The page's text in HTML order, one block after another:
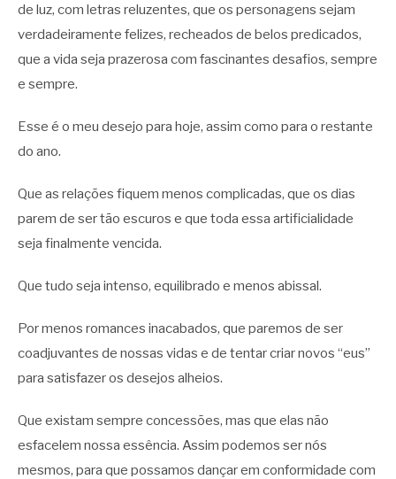
de luz, com letras reluzentes, que os personagens sejam
verdadeiramente felizes, recheados de belos predicados,
que a vida seja prazerosa com fascinantes desafios, sempre
e sempre.
Esse é o meu desejo para hoje, assim como para o restante
do ano.
Que as relações fiquem menos complicadas, que os dias
parem de ser tão escuros e que toda essa artificialidade
seja finalmente vencida.
Que tudo seja intenso, equilibrado e menos abissal.
Por menos romances inacabados, que paremos de ser
coadjuvantes de nossas vidas e de tentar criar novos “eus”
para satisfazer os desejos alheios.
Que existam sempre concessões, mas que elas não
esfacelem nossa essência. Assim podemos ser nós
mesmos, para que possamos dançar em conformidade com